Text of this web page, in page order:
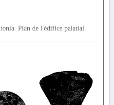
Plan de l'édifice palatial.